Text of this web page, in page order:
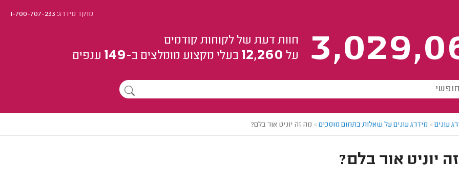
מוקד מידרג:1-700-707-233
חוות דעת של לקוחות קודמים
על 12,260 בעלי מקצוע מומלצים ב-149 ענפים
עונים> מידרג עונים על שאלות בתחום מוסכים> מה זה יוניט אור בלם?
יוניט אור בלם?